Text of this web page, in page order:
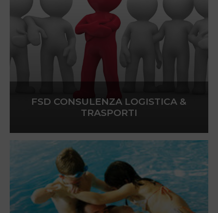
FSD CONSULENZA LOGISTICA &
TRASPORTI